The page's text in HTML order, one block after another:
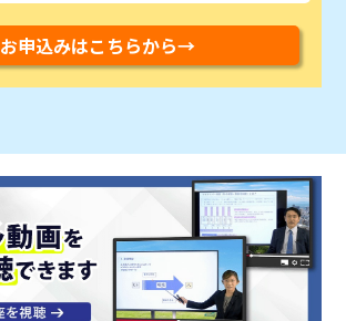
お申込みはこちらから→